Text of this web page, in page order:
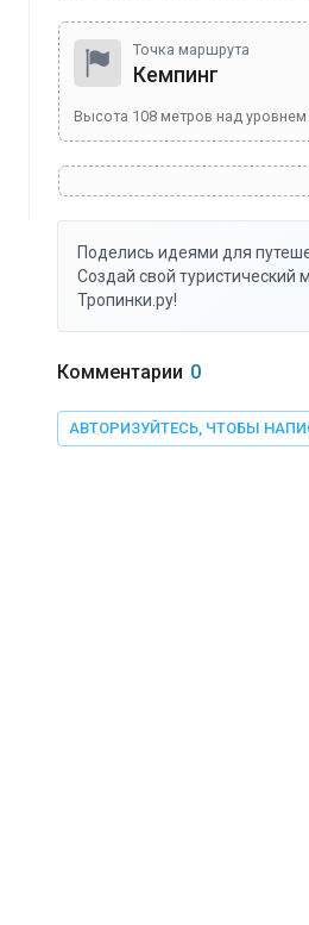
Точка маршрута
Кемпинг
Высота 108 метров над
Поделись идеями для
Создай свой туристический
Тропинки.ру!
Комментарии 0
АВТОРИЗУЙТЕСЬ, ЧТОБЫ